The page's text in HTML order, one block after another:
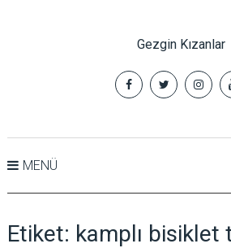
Gezgin Kızanlar
MENÜ
Etiket: kamplı bisiklet